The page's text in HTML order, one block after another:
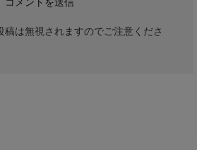
稿は無視されますのでご注意くださ